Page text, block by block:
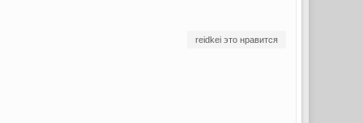
reidkei это нравится